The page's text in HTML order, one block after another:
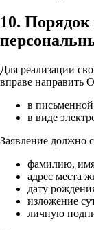
10. Порядок
Для реализации
вправе направить
в
в виде
Заявление должно
фамилию,
адрес места
дату
изложение
личную